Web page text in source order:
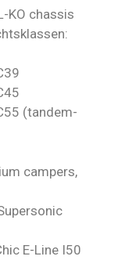
KO chassis
(tandem-
campers,
E-Line I50